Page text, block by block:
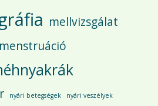
mellvizsgálat
menstruáció
nyári betegségek nyári veszélyek